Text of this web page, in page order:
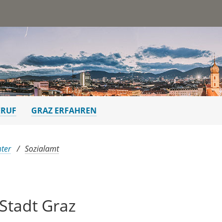
GRAZ ERFAHREN
Sozialamt
Graz